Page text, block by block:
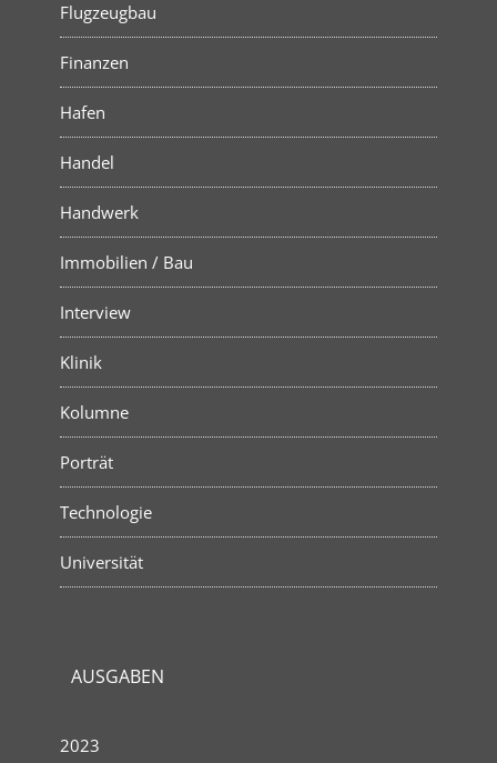
Flugzeugbau
Finanzen
Hafen
Handel
Handwerk
Immobilien / Bau
Interview
Klinik
Kolumne
Porträt
Technologie
Universität
AUSGABEN
2023